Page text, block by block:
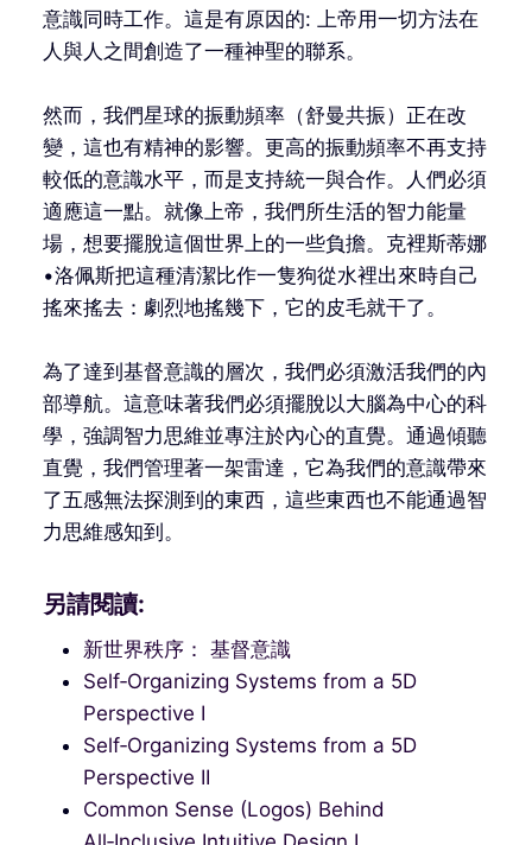
意識同時工作。這是有原因的: 上帝用一切方法在
人與人之間創造了一種神聖的聯系。
然而，我們星球的振動頻率（舒曼共振）正在改
變，這也有精神的影響。更高的振動頻率不再支持
較低的意識水平，而是支持統一與合作。人們必須
適應這一點。就像上帝，我們所生活的智力能量
場，想要擺脫這個世界上的一些負擔。克裡斯蒂娜
•洛佩斯把這種清潔比作一隻狗從水裡出來時自己
搖來搖去：劇烈地搖幾下，它的皮毛就干了。
為了達到基督意識的層次，我們必須激活我們的內
部導航。這意味著我們必須擺脫以大腦為中心的科
學，強調智力思維並專注於內心的直覺。通過傾聽
直覺，我們管理著一架雷達，它為我們的意識帶來
了五感無法探測到的東西，這些東西也不能通過智
力思維感知到。
另請閱讀:
新世界秩序： 基督意識
Self‑Organizing Systems from a 5D
Perspective I
Self‑Organizing Systems from a 5D
Perspective II
Common Sense (Logos) Behind